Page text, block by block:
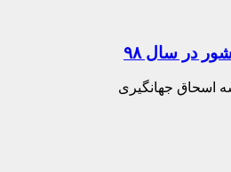
اسحاق جهانگیری